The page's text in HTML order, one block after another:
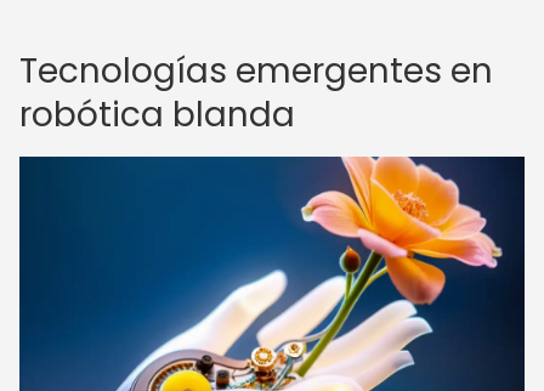
Tecnologías emergentes en
robótica blanda